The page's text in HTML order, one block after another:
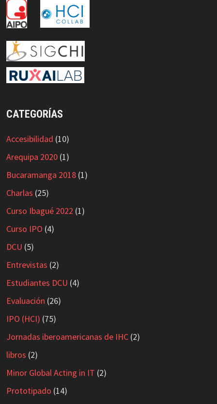
CATEGORÍAS
Accesibilidad (10)
Arequipa 2020(1)
Bucaramanga 2018(1)
Charlas (25)
Curso Ibagué 2022 (1)
Curso IPO (4)
DCU (5)
Entrevistas (2)
Estudiantes DCU (4)
Evaluación (26)
IPO (HCI) (75)
Jornadas iberoamericanas de IHC(2)
libros (2)
Minor Global Acting in IT (2)
Prototipado (14)